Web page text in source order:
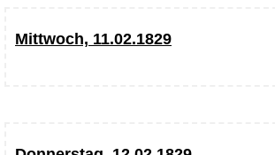
Mittwoch, 11.02.1829